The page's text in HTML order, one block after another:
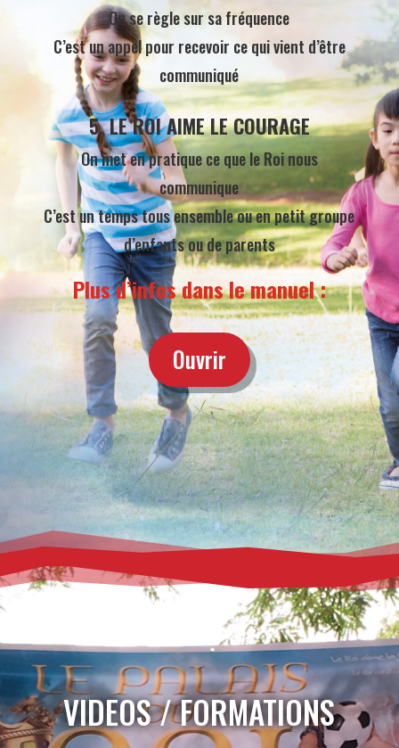
On se règle sur sa fréquence
C’est un appel pour recevoir ce qui vient d’être
communiqué
5. LE ROI AIME LE COURAGE
On met en pratique ce que le Roi nous
communique
C’est un temps tous ensemble ou en petit groupe
d’enfants ou de parents
Plus d’infos dans le manuel :
Ouvrir
VIDEOS / FORMATIONS